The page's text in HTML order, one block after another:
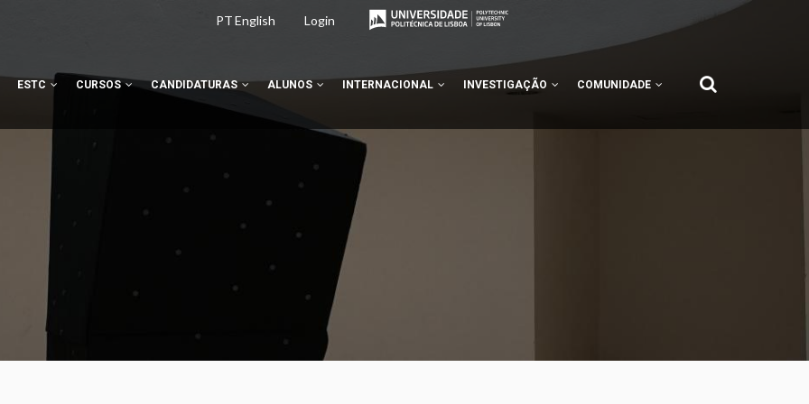
PTEnglish Login
ESTC CURSOS CANDIDATURAS ALUNOS INTERNACIONAL INVESTIGAÇÃO COMUNIDADE